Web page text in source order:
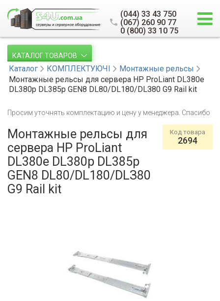
(044) 33 43 750
(067) 260 90 77
0 (800) 33 10 75
КАТАЛОГ ТОВАРОВ
Каталог КОМПЛЕКТУЮЧІ
Монтажные рельсы
Монтажные рельсы для сервера HP ProLiant DL380e
DL380p DL385p GEN8 DL80/DL180/DLЗ80 G9 Rail kit
Просим уточнять комплектацию и цену у менеджера. Спасибо
Монтажные рельсы для
сервера HP ProLiant
DL380e DL380p DL385p
GEN8 DL80/DL180/DLЗ80
G9 Rail kit
Код товара
2694